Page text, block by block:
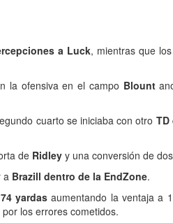
a Luck, mientras que
la ofensiva en el campo Blount
cuarto se iniciaba con otro
de Ridley y una conversión de
a Brazill dentro de la EndZone.
74 yardas aumentando la ventaja a
los errores cometidos.